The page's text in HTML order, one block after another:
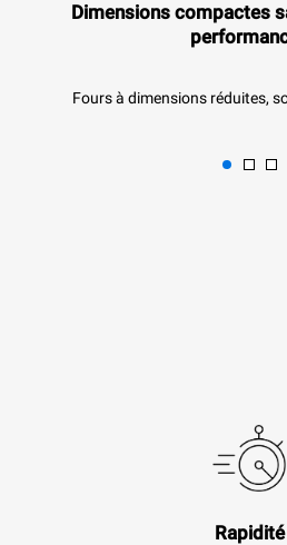
Dimensions compactes
Fours à dimensions réduites,
Rapidité